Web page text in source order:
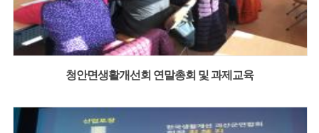
청안면생활개선회 연말총회 및 과제교육